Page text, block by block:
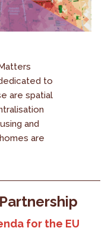
to
are spatial
and
are
for the EU